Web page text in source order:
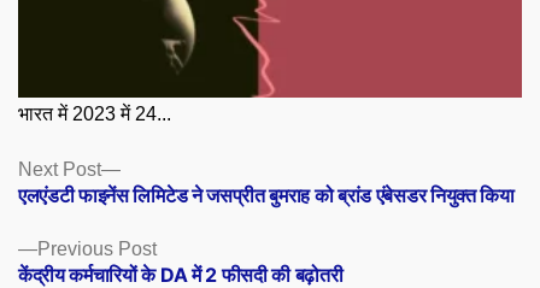
भारत में 2023 में 24...
Posts
navigation
Previous PostPrevious
post:
केंद्रीय कर्मचारियों के DA में 2 फीसदी की बढ़ोतरी
Next Post
Next
post:
एलएंडटी फाइनेंस लिमिटेड ने जसप्रीत बुमराह को ब्रांड एंबेसडर नियुक्त किया